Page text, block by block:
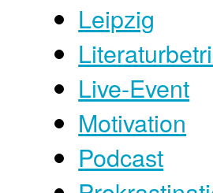
Leipzig
Live-Event
Motivation
Podcast